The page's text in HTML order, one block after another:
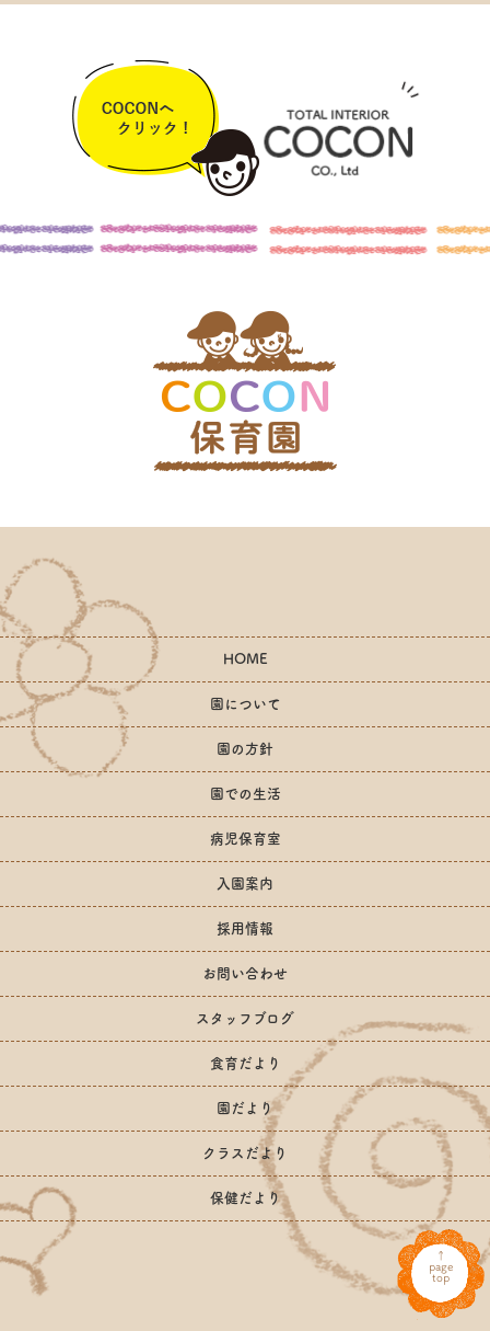
HOME
園について
園の方針
園での生活
病児保育室
入園案内
採用情報
お問い合わせ
スタッフブログ
食育だより
園だより
クラスだより
保健だより
↑
page
top